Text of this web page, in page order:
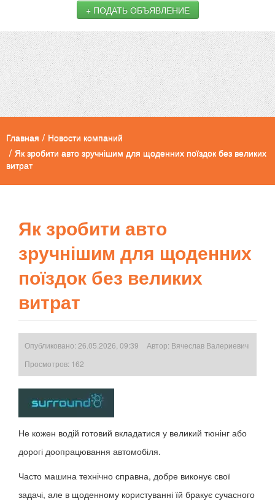
+ ПОДАТЬ ОБЪЯВЛЕНИЕ
Главная / Новости компаний
/ Як зробити авто зручнішим для щоденних поїздок без великих
витрат
Як зробити авто
зручнішим для щоденних
поїздок без великих
витрат
Опубликовано: 26.05.2026, 09:39 Автор: Вячеслав Валериевич
Просмотров: 162
Не кожен водій готовий вкладатися у великий тюнінг або
дорогі доопрацювання автомобіля.
Часто машина технічно справна, добре виконує свої
задачі, але в щоденному користуванні їй бракує сучасного